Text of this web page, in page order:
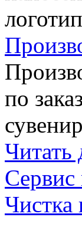
по
Читать
Сервис
Чистка